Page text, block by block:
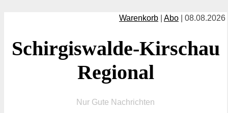
Warenkorb Abo | 08.08.2026
Schirgiswalde-Kirschau
Regional
Nur Gute Nachrichten